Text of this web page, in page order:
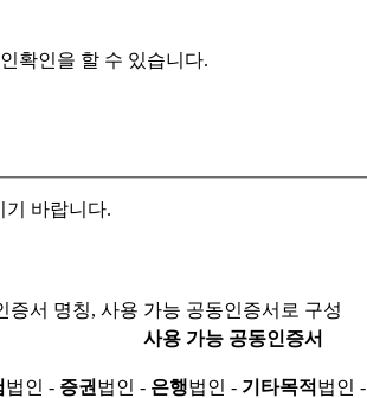
확인을 할 수 있습니다.
기 바랍니다.
서 명칭, 사용 가능 공동인증서로 구성
사용 가능 공동인증서
법인 - 증권 법인 - 은행법인 - 기타목적 법인 -